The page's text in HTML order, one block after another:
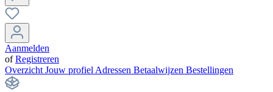
Aanmelden
ofRegistreren
Overzicht Jouw profiel Adressen Betaalwijzen Bestellingen